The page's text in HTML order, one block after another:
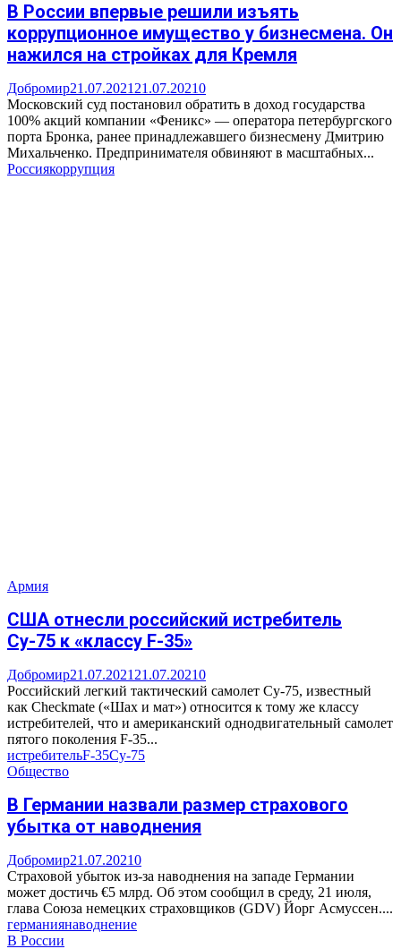
В России впервые решили изъять
коррупционное имущество у бизнесмена. Он
нажился на стройках для Кремля
Добромир21.07.2021 21.07.20210
Московский суд постановил обратить в доход государства
100% акций компании «Феникс» — оператора петербургского
порта Бронка, ранее принадлежавшего бизнесмену Дмитрию
Михальченко. Предпринимателя обвиняют в масштабных...
Россиякоррупция
Армия
США отнесли российский истребитель
Су-75 к «классу F-35»
Добромир21.07.2021 21.07.20210
Российский легкий тактический самолет Су-75, известный
как Checkmate («Шах и мат») относится к тому же классу
истребителей, что и американский однодвигательный самолет
пятого поколения F-35...
истребительF-35Су-75
Общество
В Германии назвали размер страхового
убытка от наводнения
Добромир21.07.20210
Страховой убыток из-за наводнения на западе Германии
может достичь €5 млрд. Об этом сообщил в среду, 21 июля,
глава Союза немецких страховщиков (GDV) Йорг Асмуссен....
германиянаводнение
В России